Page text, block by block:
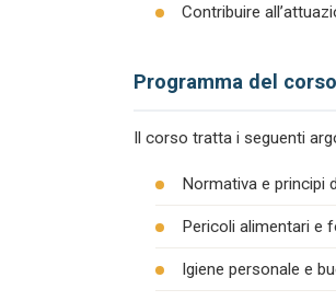
Contribuire
Programma del corso
Il corso tratta i seguenti
Normativa e principi
Pericoli alimentari e
Igiene personale e